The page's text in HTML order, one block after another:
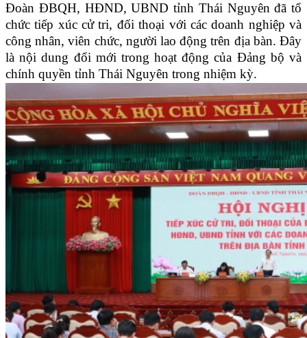
Đoàn ĐBQH, HĐND, UBND tỉnh Thái Nguyên đã tổ
chức tiếp xúc cử tri, đối thoại với các doanh nghiệp và
công nhân, viên chức, người lao động trên địa bàn. Đây
là nội dung đổi mới trong hoạt động của Đảng bộ và
chính quyền tỉnh Thái Nguyên trong nhiệm kỳ.